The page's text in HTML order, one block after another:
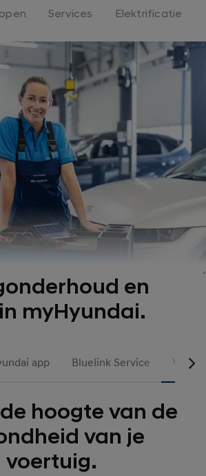
Services Elektrificatie
en
myHyundai.
app Bluelink Service
hoogte van de
van je
voertuig.